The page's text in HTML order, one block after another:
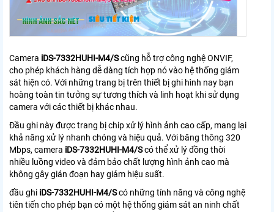
Camera iDS-7332HUHI-M4/Scũng hỗ trợ công nghệ ONVIF,
cho phép khách hàng dễ dàng tích hợp nó vào hệ thống giám
sát hiện có. Với những trang bị trên thiết bị ghi hình nay bạn
hoàng toàn tin tưởng sự tương thích và linh hoạt khi sử dụng
camera với các thiết bị khác nhau.
Đầu ghi này được trang bị chip xử lý hình ảnh cao cấp, mang lại
khả năng xử lý nhanh chóng và hiệu quả. Với băng thông 320
Mbps, camera iDS-7332HUHI-M4/Scó thể xử lý đồng thời
nhiều luồng video và đảm bảo chất lượng hình ảnh cao mà
không gây gián đoạn hay giảm hiệu suất.
đầu ghi iDS-7332HUHI-M4/Scó những tính năng và công nghệ
tiên tiến cho phép bạn có một hệ thống giám sát an ninh chất